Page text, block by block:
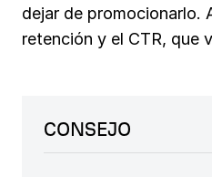
dejar de promocionarlo.
retención y el CTR, que
CONSEJO